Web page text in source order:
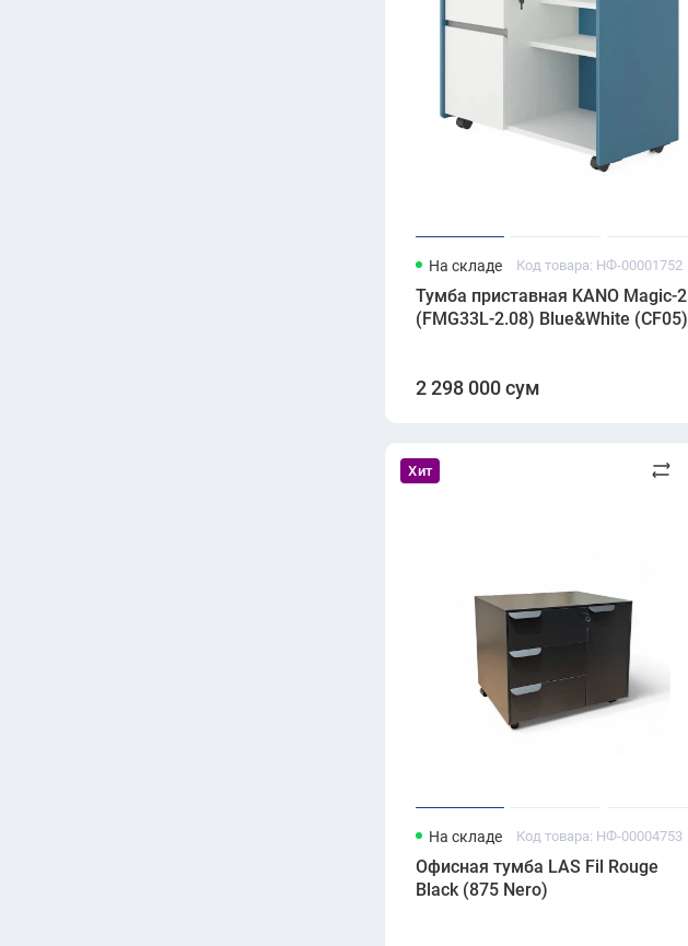
На складе Код товара: НФ-00001752
Тумба приставная KANO Magic-2
(FMG33L-2.08) Blue&White (CF05)
2 298 000 сум
Хит
На складе Код товара: НФ-00004753
Офисная тумба LAS Fil Rouge
Black (875 Nero)